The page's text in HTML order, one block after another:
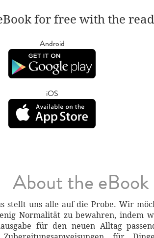
for free with the
Android
iOS
About the eBook
stellt uns alle auf die Probe. Wir
Normalität zu bewahren, indem
für den neuen Alltag